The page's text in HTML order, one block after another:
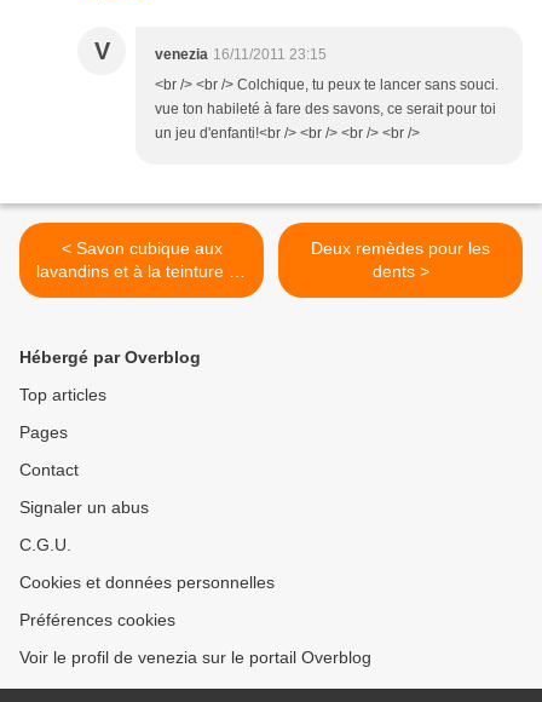
V venezia 16/11/2011 23:15
<br /> <br /> Colchique, tu peux te lancer sans souci.
vue ton habileté à fare des savons, ce serait pour toi
un jeu d'enfanti!<br /> <br /> <br /> <br />
< Savon cubique aux
lavandins et à la teinture de
sauge sclarée
Deux remèdes pour les
dents >
Hébergé par Overblog
Top articles
Pages
Contact
Signaler un abus
C.G.U.
Cookies et données personnelles
Préférences cookies
Voir le profil de venezia sur le portail Overblog